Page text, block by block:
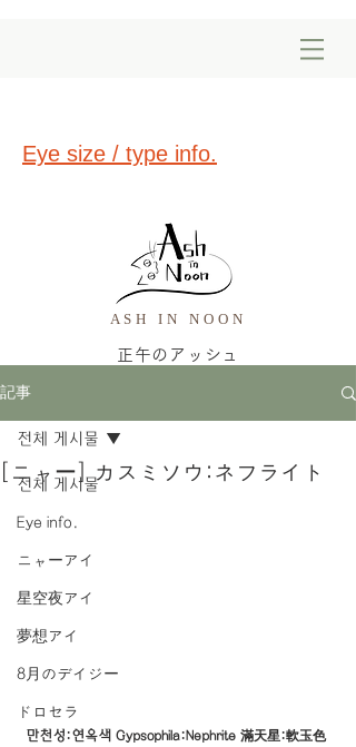
Eye size / type info.
ASH IN NOON
正午のアッシュ
記事
전체 게시물
Eye info.
ニャーアイ
星空夜アイ
夢想アイ
8月のデイジー
ドロセラ
전체 게시물
[ニャー] カスミソウ:ネフライト
만천성:연옥색 Gypsophila:Nephrite 滿天星:軟玉色